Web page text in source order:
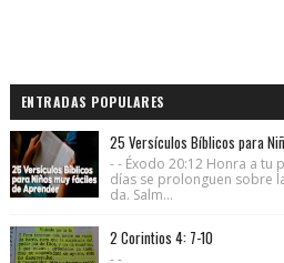
ENTRADAS POPULARES
25 Versículos Bíblicos para
- - Éxodo 20:12 Honra a tu
días se prolonguen sobre
da. Salm...
2 Corintios 4: 7-10
- -